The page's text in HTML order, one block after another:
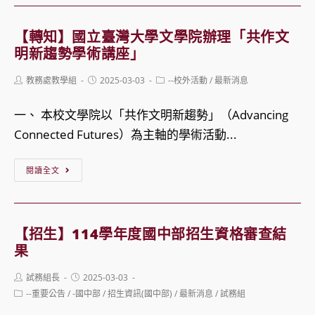
度
全
國
交
通
報
創
賽
習
歷
程
案
分
享
召
開
113
年
度
第
期
家
長
代
【轉知】國立臺灣大學文學院辦理「共作文
明新趨勢學術講座」
Post教務處教學組
Post2025-03-03
Post--校外活動/最新消息
一、 本校文學院以「共作文明新趨勢」（Advancing
Connected Futures）為主軸的學術活動...
閱讀全文
國
立
大
【招生】114學年度國中部招生資格審查結
果
Post
author:
試務組長
Post
published:
2025-03-03
Post--重要公告/-國中部/招生資訊(國中部) /最新消息 /試務組